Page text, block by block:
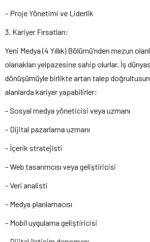
– Proje Yönetimi ve Liderlik
3. Kariyer Fırsatları:
Yeni Medya (4 Yıllık) Bölümü’nden mezun
olanakları yelpazesine sahip olurlar. İş
dönüşümüyle birlikte artan talep
alanlarda kariyer yapabilirler:
– Sosyal medya yöneticisi veya uzmanı
– Dijital pazarlama uzmanı
– İçerik stratejisti
– Web tasarımcısı veya geliştiricisi
– Veri analisti
– Medya planlamacısı
– Mobil uygulama geliştiricisi